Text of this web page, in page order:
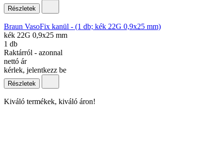
Részletek
Braun VasoFix kanül - (1 db; kék 22G 0,9x25 mm)
kék 22G 0,9x25 mm
1 db
Raktárról - azonnal
nettó ár
kérlek, jelentkezz be
Részletek
Kiváló termékek, kiváló áron!